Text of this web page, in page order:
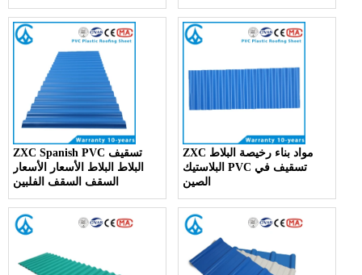
ZXC Spanish PVC تسقيف
البلاط البلاط الأسعار الأسعار
السقف السقف الفلبين
ZXC مواد بناء رخيصة البلاط
البلاستيك PVC تسقيف في
الصين